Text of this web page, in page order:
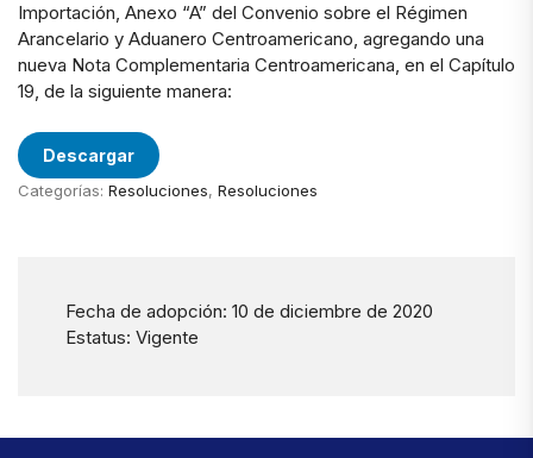
Importación, Anexo “A” del Convenio sobre el Régimen
Arancelario y Aduanero Centroamericano, agregando una
nueva Nota Complementaria Centroamericana, en el Capítulo
19, de la siguiente manera:
Descargar
Categorías: Resoluciones, Resoluciones
Fecha de adopción: 10 de diciembre de 2020
Estatus: Vigente